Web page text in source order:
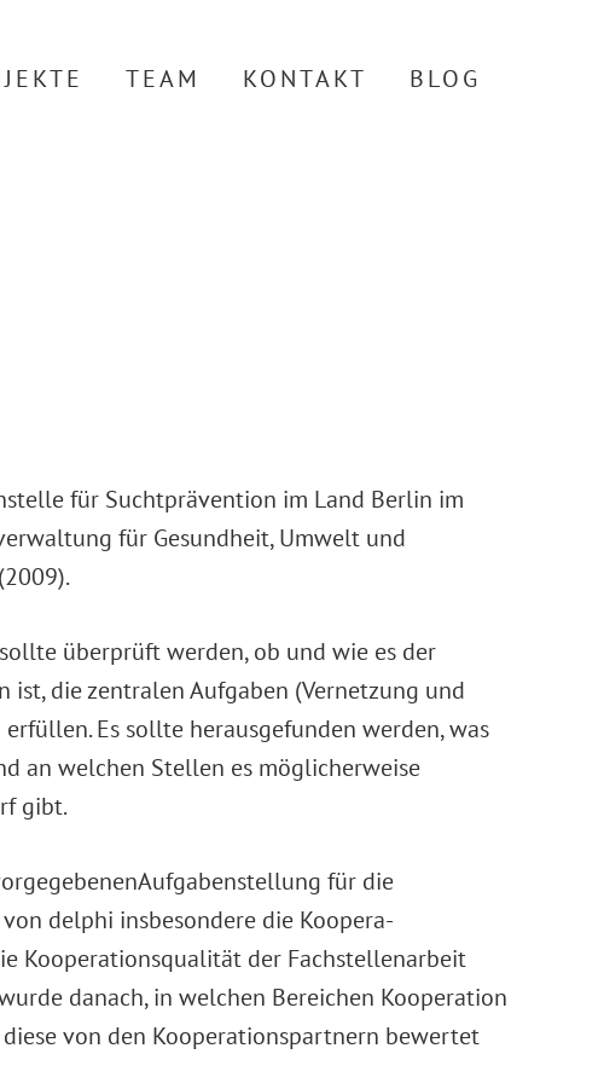
TEAM KONTAKT BLOG
für Suchtprävention im Land Berlin im
für Gesundheit, Umwelt und
überprüft werden, ob und wie es der
ist, die zentralen Aufgaben (Vernetzung und
Es sollte herausgefunden werden, was
an welchen Stellen es möglicherweise
gibt.
für die
delphi insbesondere die Koopera-
Kooperationsqualität der Fachstellenarbeit
danach, in welchen Bereichen Kooperation
von den Kooperationspartnern bewertet